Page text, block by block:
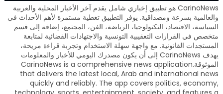
CarinoNews هو تطبيق إخباري شامل يقدم آخر الأخبار المحلية والعربية
والعالمية بسرعة ومصداقية. يوفر التطبيق تغطية مستمرة لأهم الأحداث في
السياسة، الاقتصاد، التكنولوجيا، الرياضة، الفن، المجتمع، إضافة إلى قسم
متخصص في القرارات التعقيبية التونسية والاجتهادات القضائية لمتابعة
المستجدات القانونية. مع واجهة سهلة الاستخدام وتجربة قراءة مريحة،
يهدف CarinoNews إلى أن يكون مصدرك اليومي للأخبار والمعلومات
الموثوقة.CarinoNews is a comprehensive news application
that delivers the latest local, Arab and international news
quickly and reliably. The app covers politics, economy,